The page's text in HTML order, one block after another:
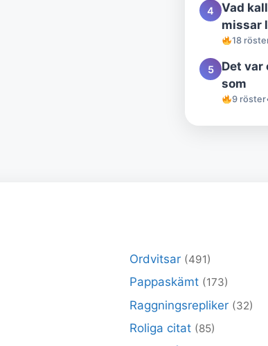
4
Vad
missar
18
5
Det var
som
9 röster
Ordvitsar (491)
Pappaskämt (173)
Raggningsrepliker (32)
Roliga citat (85)